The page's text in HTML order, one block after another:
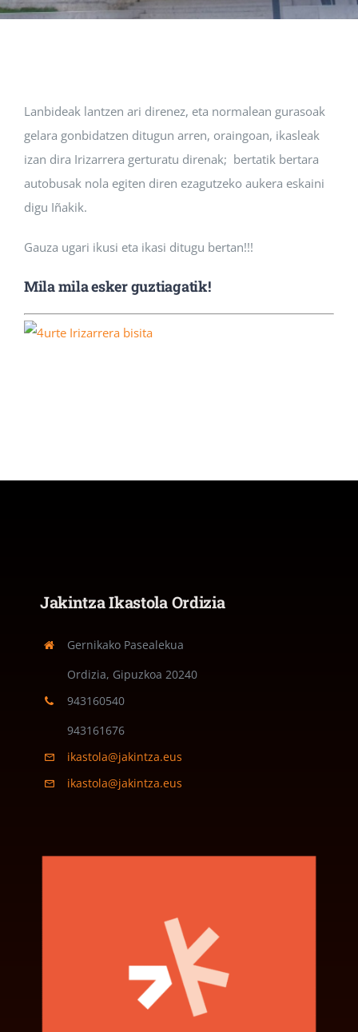
AGENDA 2030
Lanbideak lantzen ari direnez, eta normalean gurasoak
gelara gonbidatzen ditugun arren, oraingoan, ikasleak
izan dira Irizarrera gerturatu direnak; bertatik bertara
autobusak nola egiten diren ezagutzeko aukera eskaini
digu Iñakik.
Gauza ugari ikusi eta ikasi ditugu bertan!!!
Mila mila esker guztiagatik!
Jakintza Ikastola Ordizia
Gernikako Pasealekua
Ordizia, Gipuzkoa 20240
943160540
943161676
ikastola@jakintza.eus
ikastola@jakintza.eus